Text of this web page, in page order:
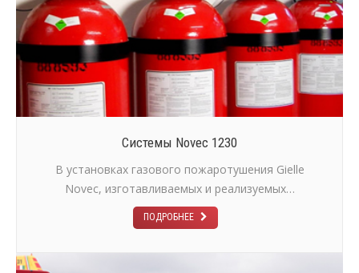
Системы Novec 1230
В установках газового пожаротушения Gielle
Novec, изготавливаемых и реализуемых…
ПОДРОБНЕЕ